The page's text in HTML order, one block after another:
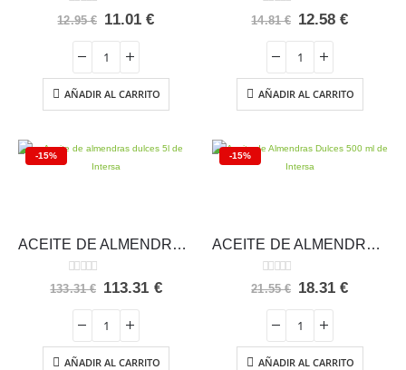
0 out of 5
12.95€ El
original
era:
12.95 €.
11.01€El
11.01 €.
AÑADIR AL CARRITO
0 out of 5
14.81€ El
original
era:
14.81 €.
12.58€El
12.58 €.
AÑADIR AL CARRITO
-15%
ACEITE DE ALMENDRAS DULCES 5 L. – Intersa
0 out of 5
133.31€ El
original
era:
133.31 €.
113.31 €El
113.31 €.
AÑADIR AL CARRITO
-15%
ACEITE DE ALMENDRAS DULCES 500 ml – Intersa
out of 5
21.55€ El
original
era:
21.55 €.
18.31€El
18.31 €.
AÑADIR AL CARRITO